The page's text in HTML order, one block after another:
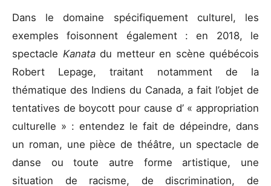
Dans le domaine spécifiquement culturel, les
exemples foisonnent également : en 2018, le
spectacle Kanata du metteur en scène québécois
Robert Lepage, traitant notamment de la
thématique des Indiens du Canada, a fait l’objet de
tentatives de boycott pour cause d’ « appropriation
culturelle » : entendez le fait de dépeindre, dans
un roman, une pièce de théâtre, un spectacle de
danse ou toute autre forme artistique, une
situation de racisme, de discrimination, de